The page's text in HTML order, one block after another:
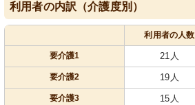
利用者の内訳（介護度別）
利用者の人数
要介護1 21人
要介護2 19人
要介護3 15人